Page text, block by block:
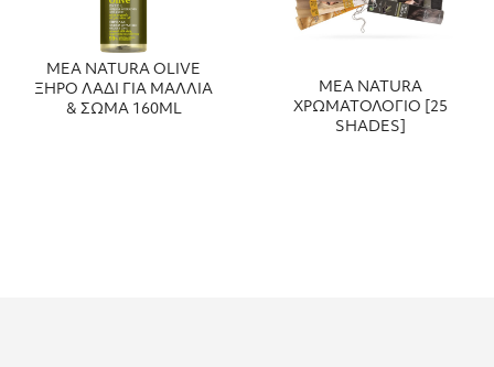
MEA NATURA OLIVE
ΞΗΡΟ ΛΑΔΙ ΓΙΑ ΜΑΛΛΙΑ
& ΣΩΜΑ 160ML
MEA NATURA
ΧΡΩΜΑΤΟΛΟΓΙO [25
SHADES]